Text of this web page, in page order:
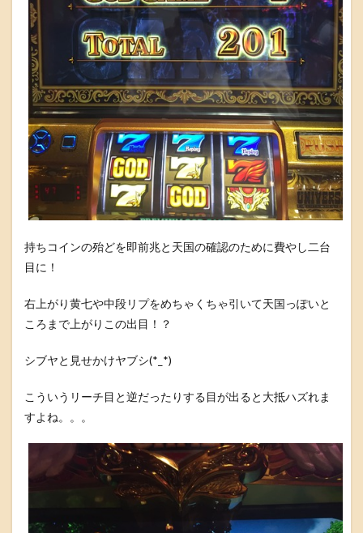
持ちコインの殆どを即前兆と天国の確認のために費やし二台
目に！
右上がり黄七や中段リプをめちゃくちゃ引いて天国っぽいと
ころまで上がりこの出目！？
シブヤと見せかけヤブシ(*_*)
こういうリーチ目と逆だったりする目が出ると大抵ハズれま
すよね。。。